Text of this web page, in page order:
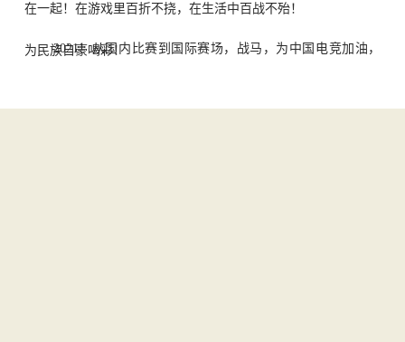
在一起！在游戏里百折不挠，在生活中百战不殆！
2021！从国内比赛到国际赛场，战马，为中国电竞加油，为民族自豪喝彩！